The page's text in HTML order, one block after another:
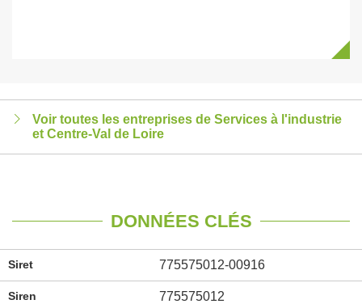
Voir toutes les entreprises de Services à l'industrie
et Centre-Val de Loire
DONNÉES CLÉS
Siret 775575012-00916
Siren 775575012